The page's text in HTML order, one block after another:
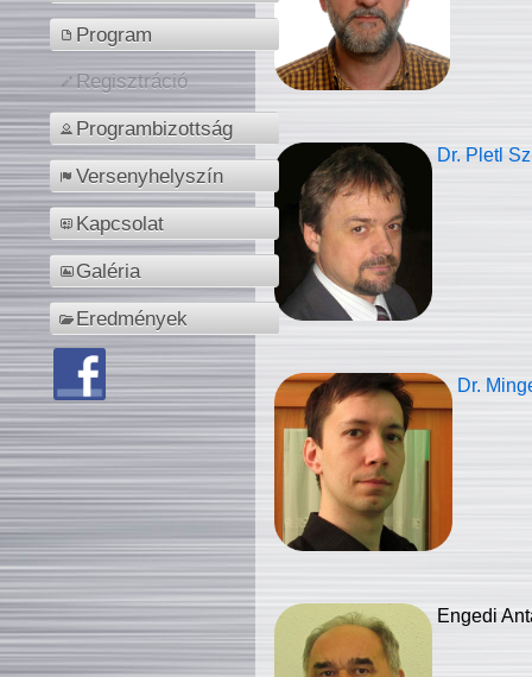
Program
Regisztráció
Programbizottság
Versenyhelyszín
Kapcsolat
Galéria
Eredmények
Dr. Pletl
Dr.
Engedi